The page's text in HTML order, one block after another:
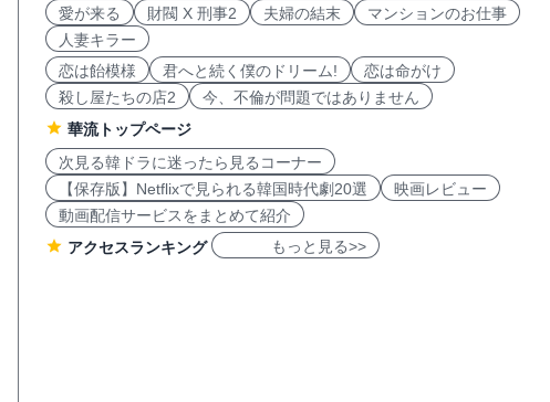
愛が来る
財閥 X 刑事2 夫婦の結末
マンションのお仕事
人妻キラー
恋は飴模様
君へと続く僕のドリーム!
恋は命がけ
殺し屋たちの店2
今、不倫が問題ではありません
華流トップページ
次見る韓ドラに迷ったら見るコーナー
【保存版】Netflixで見られる韓国時代劇20選
映画レビュー
動画配信サービスをまとめて紹介
アクセスランキング
もっと見る>>